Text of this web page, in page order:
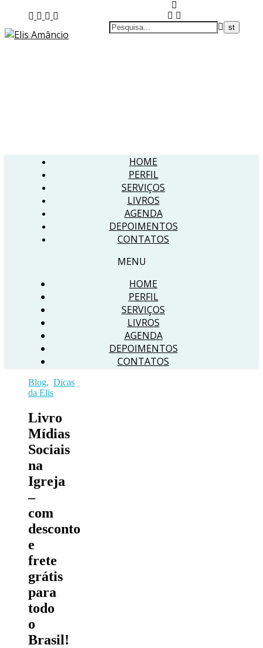
HOME
PERFIL
SERVIÇOS
LIVROS
AGENDA
DEPOIMENTOS
CONTATOS
MENU
HOME
PERFIL
SERVIÇOS
LIVROS
AGENDA
DEPOIMENTOS
CONTATOS
Blog, Dicas
da Elis
Livro
Mídias
Sociais
na
Igreja
–
com
desconto
e
frete
grátis
para
todo
o
Brasil!